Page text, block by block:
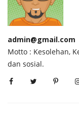
admin@gmail.com
Motto : Kesolehan,
dan sosial.